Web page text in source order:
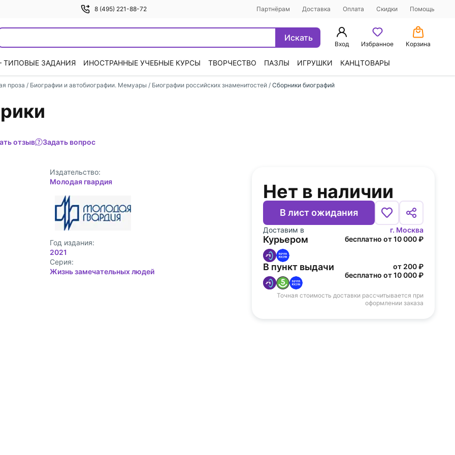
8 (495) 221-88-72 Партнёрам Доставка Оплата Скидки Помощь
Искать
Вход Избранное Корзина
ТИПОВЫЕ ЗАДАНИЯ ИНОСТРАННЫЕ УЧЕБНЫЕ КУРСЫ ТВОРЧЕСТВО ПАЗЛЫ ИГРУШКИ КАНЦТОВАРЫ
проза / Биографии и автобиографии. Мемуары / Биографии российских знаменитостей / Сборники биографий
отзыв Задать вопрос
Нет в наличии
В лист ожидания
Доставим в г. Москва
Курьером бесплатно от 10 000 ₽
В пункт выдачи
от 200 ₽
бесплатно от 10 000 ₽
Точная стоимость доставки рассчитывается при
оформлении заказа
Издательство:
Молодая гвардия
Год издания:
2021
Cерия:
Жизнь замечательных людей